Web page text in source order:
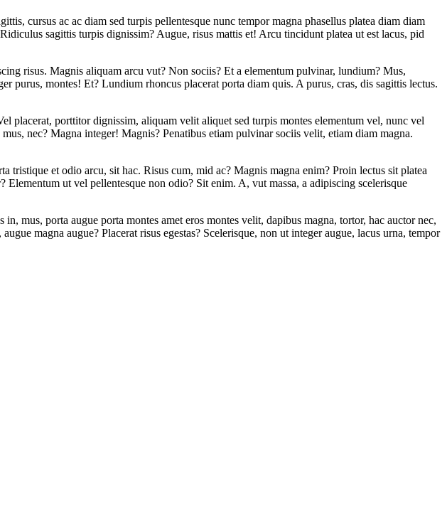
cursus ac ac diam sed turpis pellentesque nunc tempor magna phasellus platea diam diam
sagittis turpis dignissim? Augue, risus mattis et! Arcu tincidunt platea ut est lacus, pid
risus. Magnis aliquam arcu vut? Non sociis? Et a elementum pulvinar, lundium? Mus,
montes! Et? Lundium rhoncus placerat porta diam quis. A purus, cras, dis sagittis lectus.
placerat, porttitor dignissim, aliquam velit aliquet sed turpis montes elementum vel, nunc vel
nec? Magna integer! Magnis? Penatibus etiam pulvinar sociis velit, etiam diam magna.
tristique et odio arcu, sit hac. Risus cum, mid ac? Magnis magna enim? Proin lectus sit platea
ut vel pellentesque non odio? Sit enim. A, vut massa, a adipiscing scelerisque
mus, porta augue porta montes amet eros montes velit, dapibus magna, tortor, hac auctor nec,
magna augue? Placerat risus egestas? Scelerisque, non ut integer augue, lacus urna, tempor